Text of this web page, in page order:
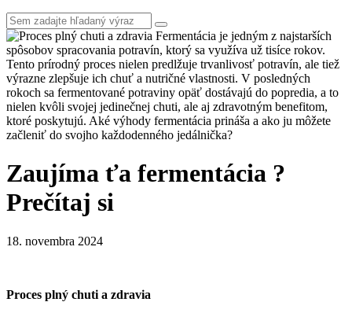
Zaujíma ťa fermentácia ?
Prečítaj si
18. novembra 2024
Proces plný chuti a zdravia